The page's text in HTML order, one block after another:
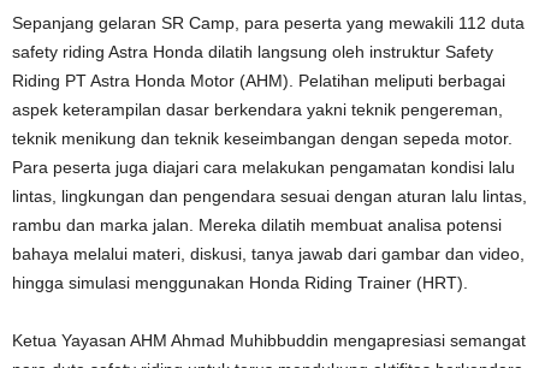
Sepanjang gelaran SR Camp, para peserta yang mewakili 112 duta
safety riding Astra Honda dilatih langsung oleh instruktur Safety
Riding PT Astra Honda Motor (AHM). Pelatihan meliputi berbagai
aspek keterampilan dasar berkendara yakni teknik pengereman,
teknik menikung dan teknik keseimbangan dengan sepeda motor.
Para peserta juga diajari cara melakukan pengamatan kondisi lalu
lintas, lingkungan dan pengendara sesuai dengan aturan lalu lintas,
rambu dan marka jalan. Mereka dilatih membuat analisa potensi
bahaya melalui materi, diskusi, tanya jawab dari gambar dan video,
hingga simulasi menggunakan Honda Riding Trainer (HRT).
Ketua Yayasan AHM Ahmad Muhibbuddin mengapresiasi semangat